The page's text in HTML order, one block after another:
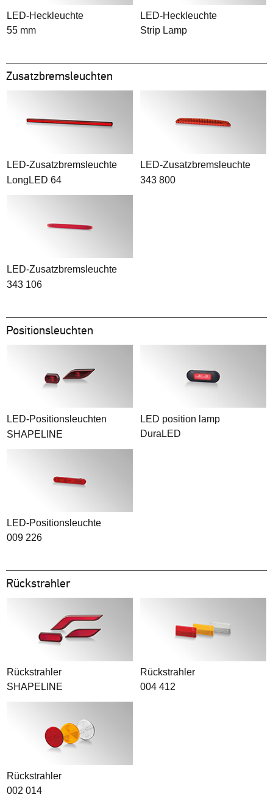
LED-Heckleuchte
55 mm
LED-Heckleuchte
Strip Lamp
Zusatzbremsleuchten
LED-Zusatzbremsleuchte
LongLED 64
LED-Zusatzbremsleuchte
343 800
LED-Zusatzbremsleuchte
343 106
Positionsleuchten
LED-Positionsleuchten
SHAPELINE
LED position lamp
DuraLED
LED-Positionsleuchte
009 226
Rückstrahler
Rückstrahler
SHAPELINE
Rückstrahler
004 412
Rückstrahler
002 014